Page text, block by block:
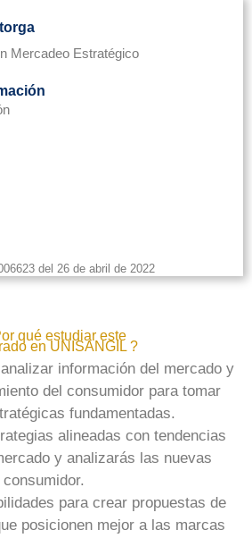
Mercadeo Estratégico
del 26 de abril de 2022
qué estudiar este
en UNISANGIL ?
información del mercado y
del consumidor para tomar
fundamentadas.
alineadas con tendencias
y analizarás las nuevas
para crear propuestas de
posicionen mejor a las marcas